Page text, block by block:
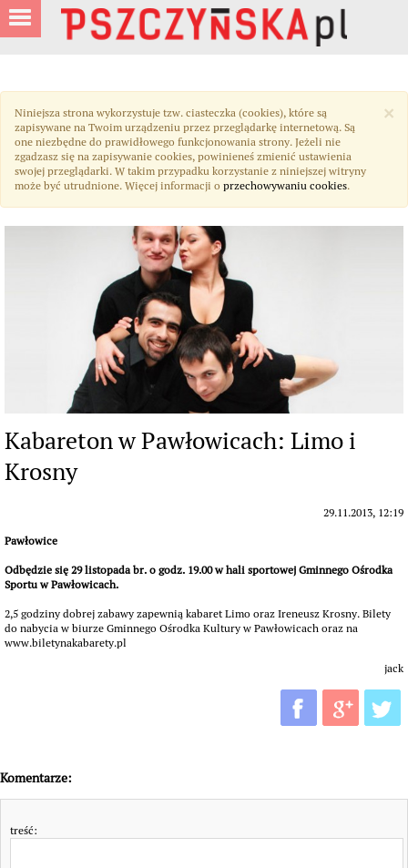
×
Niniejsza strona wykorzystuje tzw. ciasteczka (cookies), które są
zapisywane na Twoim urządzeniu przez przeglądarkę internetową. Są
one niezbędne do prawidłowego funkcjonowania strony. Jeżeli nie
zgadzasz się na zapisywanie cookies, powinieneś zmienić ustawienia
swojej przeglądarki. W takim przypadku korzystanie z niniejszej witryny
może być utrudnione. Więcej informacji o przechowywaniu cookies.
Kabareton w Pawłowicach: Limo i
Krosny
29.11.2013, 12:19
Pawłowice
Odbędzie się 29 listopada br. o godz. 19.00 w hali sportowej Gminnego Ośrodka
Sportu w Pawłowicach.
2,5 godziny dobrej zabawy zapewnią kabaret Limo oraz Ireneusz Krosny. Bilety
do nabycia w biurze Gminnego Ośrodka Kultury w Pawłowicach oraz na
www.biletynakabarety.pl
jack
Komentarze:
treść: